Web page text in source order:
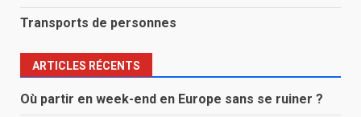
Transports de personnes
ARTICLES RÉCENTS
Où partir en week-end en Europe sans se ruiner ?